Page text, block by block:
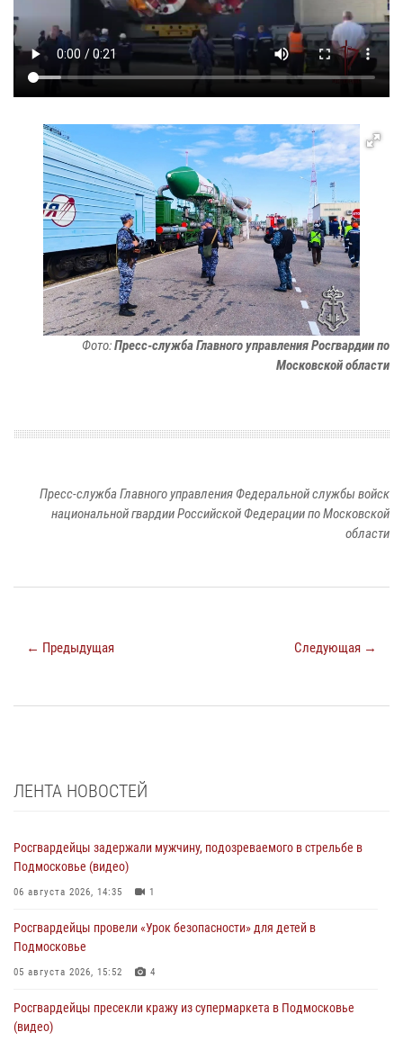
Фото:Пресс-служба Главного управления Росгвардии по
Московской области
Пресс-служба Главного управления Федеральной службы войск
национальной гвардии Российской Федерации по Московской
области
← Предыдущая Следующая →
ЛЕНТА НОВОСТЕЙ
Росгвардейцы задержали мужчину, подозреваемого в стрельбе в
Подмосковье (видео)
06 августа 2026, 14:35 1
Росгвардейцы провели «Урок безопасности» для детей в
Подмосковье
05 августа 2026, 15:52 4
Росгвардейцы пресекли кражу из супермаркета в Подмосковье
(видео)